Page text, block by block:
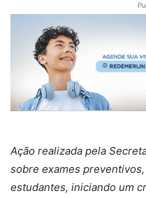
Ação realizada pela
sobre exames
estudantes, iniciando um